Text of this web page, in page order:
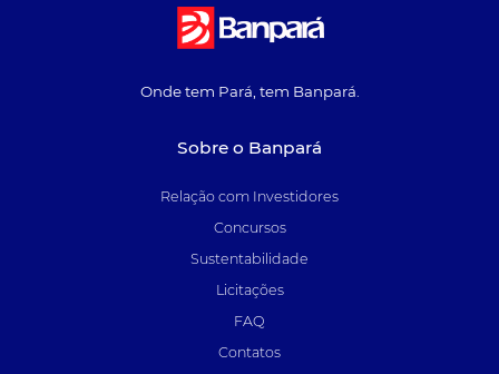
Onde tem Pará, tem Banpará.
Sobre o Banpará
Relação com Investidores
Concursos
Sustentabilidade
Licitações
FAQ
Contatos